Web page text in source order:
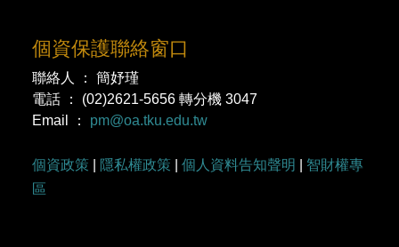
個資保護聯絡窗口
聯絡人 ： 簡妤瑾
電話 ： (02)2621-5656 轉分機 3047
Email ： pm@oa.tku.edu.tw
個資政策 隱私權政策 個人資料告知聲明
智財權專
區